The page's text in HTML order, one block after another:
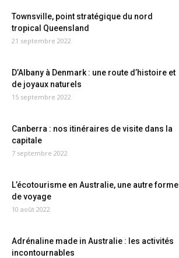
Townsville, point stratégique du nord
tropical Queensland
21 septembre 2022
D’Albany à Denmark : une route d’histoire et
de joyaux naturels
15 septembre 2022
Canberra : nos itinéraires de visite dans la
capitale
7 septembre 2022
L’écotourisme en Australie, une autre forme
de voyage
10 août 2022
Adrénaline made in Australie : les activités
incontournables